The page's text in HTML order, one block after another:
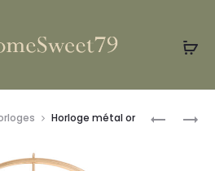
COLLIER
Horloge métal or